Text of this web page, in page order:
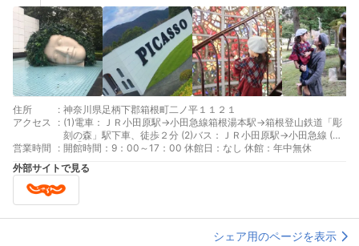
住所 : 神奈川県足柄下郡箱根町二ノ平１１２１
アクセス
: (1)電車：ＪＲ小田原駅→小田急線箱根湯本駅→箱根登山鉄道「彫
刻の森」駅下車、徒歩２分 (2)バス：ＪＲ小田原駅→小田急線 (3)
車①：東名厚木IC→小田原厚木道路「箱根口IC」→国道１号線→
宮ノ下交差点左折→強羅温泉入口右折、約５００ｍ (4)車②：東
名御殿場IC→国道１３８号線→宮ノ下交差点右折→強羅温泉入口
右折、約５００ｍ
営業時間 : 開館時間：9：00～17：00 休館日：なし 休館：年中無休
外部サイトで見る
シェア用のページを表示